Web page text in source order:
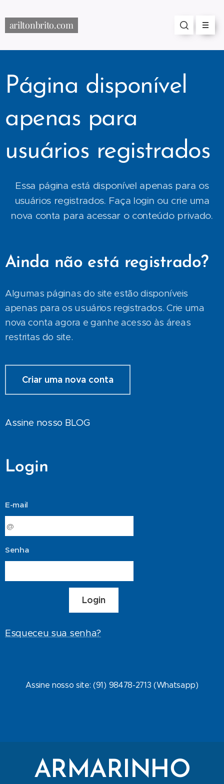
ariltonbrito.com
Página disponível
apenas para
usuários registrados
Essa página está disponível apenas para os
usuários registrados. Faça login ou crie uma
nova conta para acessar o conteúdo privado.
Ainda não está registrado?
Algumas páginas do site estão disponíveis
apenas para os usuários registrados. Crie uma
nova conta agora e ganhe acesso às áreas
restritas do site.
Criar uma nova conta
Assine nosso BLOG
Login
E-mail
Senha
Login
Esqueceu sua senha?
Assine nosso site: (91) 98478-2713 (Whatsapp)
ARMARINHO